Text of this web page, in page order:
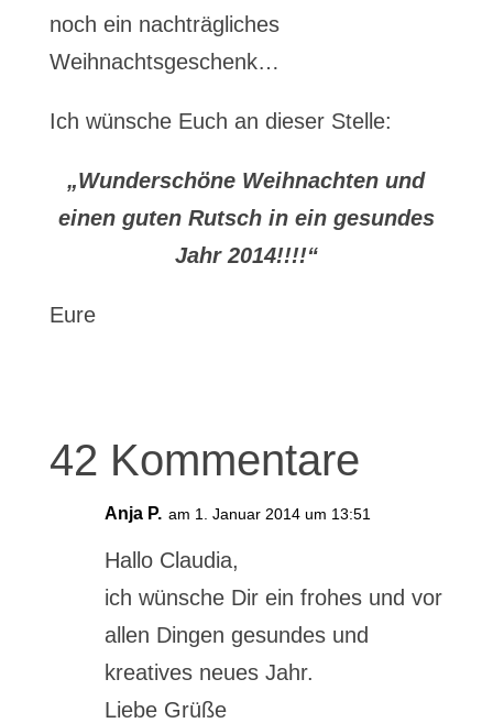
noch ein nachträgliches
Weihnachtsgeschenk…
Ich wünsche Euch an dieser Stelle:
„Wunderschöne Weihnachten und
einen guten Rutsch in ein gesundes
Jahr 2014!!!!“
Eure
42 Kommentare
Anja P. am 1. Januar 2014 um 13:51
Hallo Claudia,
ich wünsche Dir ein frohes und vor
allen Dingen gesundes und
kreatives neues Jahr.
Liebe Grüße